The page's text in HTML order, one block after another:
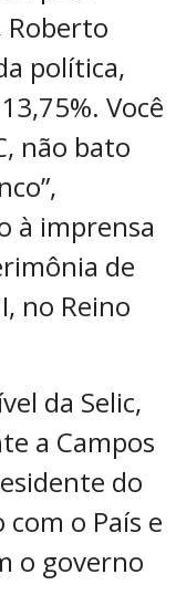
política,
Você
não bato
à imprensa
de
no Reino
da Selic,
a Campos
do
o País e
o governo